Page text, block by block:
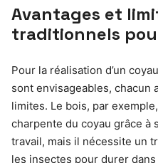
Avantages et
traditionnels
Pour la réalisation d’un
sont envisageables, chacun
limites. Le bois, par
charpente du coyau grâce à
travail, mais il nécessite un
les insectes pour durer dans